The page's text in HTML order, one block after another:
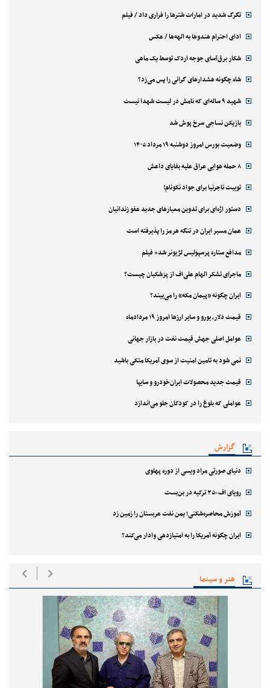
تگرگ شدید در امارات شترها را فراری داد / فیلم
ادای احترام هندوها به الهه‌ها / عکس
شکار برق‌آسای جوجه اردک توسط یک ماهی
شاه چگونه هشدارهای گرانی را پس می‌زد؟
شهید ۹ ساله‌ای که نامش در لیست شهدا نیست
بازیکن نساجی سرخ پوش شد
وضعیت بورس امروز دوشنبه ۱۹ مرداد ۱۴۰۵
۸ حمله هوایی عراق علیه بقایای داعش
توییت تاجرنیا برای جواد نکونام!
دستور اژه‌ای برای تدوین معیارهای جدید عفو زندانیان
عمان مسیر ایران در تنگه هرمز را پذیرفته است
مدافع ستاره پرسپولیس لژیونر شد+ فیلم
ماجرای تشکر الهام علی‌اف از پزشکیان چیست؟
ایران چگونه «پیمان مکه» را می‌بیند؟
قیمت دلار، یورو و سایر ارزها امروز ۱۹ مردادماه
عوامل اصلی جهش قیمت نفت در بازار جهانی
نمی شود به تامین امنیت از سوی آمریکا متکی باشید
قیمت جدید محصولات ایران‌خودرو و سایپا
عواملی که بلوغ را در کودکان جلو می‌اندازد
گزارش
دنیای صورتی مراد ویسی از دوره پهلوی
رویای اف-۳۵ ترکیه در بن‌بست
آموزش محاصره‌شکنی؛ یمن نفت عربستان را زمین زد
ایران چگونه آمریکا را به امتیازدهی وادار می‌کند؟
هنر و سینما